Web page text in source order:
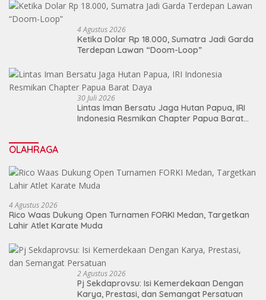
4 Agustus 2026
Ketika Dolar Rp 18.000, Sumatra Jadi Garda
Terdepan Lawan “Doom-Loop”
30 Juli 2026
Lintas Iman Bersatu Jaga Hutan Papua, IRI
Indonesia Resmikan Chapter Papua Barat
OLAHRAGA
4 Agustus 2026
Rico Waas Dukung Open Turnamen FORKI Medan, Targetkan
Lahir Atlet Karate Muda
2 Agustus 2026
Pj Sekdaprovsu: Isi Kemerdekaan Dengan
Karya, Prestasi, dan Semangat Persatuan